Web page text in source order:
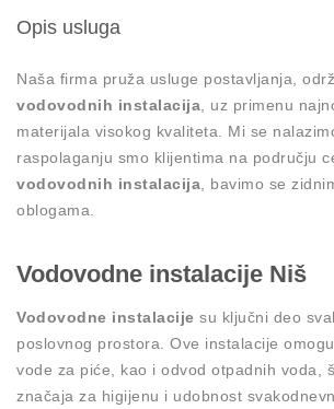
Opis usluga
Naša firma pruža usluge postavljanja,
vodovodnih instalacija , uz primenu
materijala visokog kvaliteta. Mi se
raspolaganju smo klijentima na području
vodovodnih instalacija , bavimo se
oblogama.
Vodovodne instalacije Niš
Vodovodne instalacije su ključni deo
poslovnog prostora. Ove instalacije
vode za piće, kao i odvod otpadnih voda,
značaja za higijenu i udobnost